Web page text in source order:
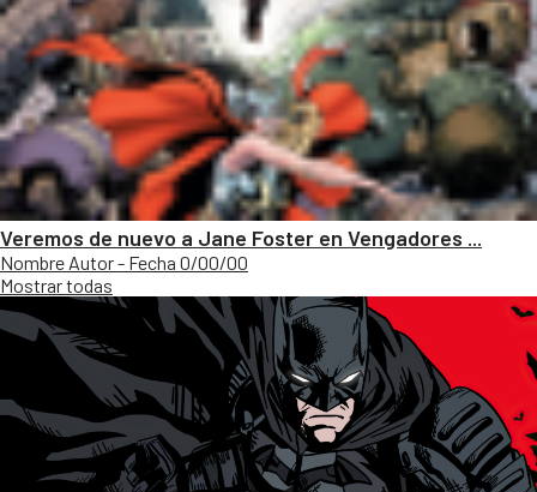
Veremos de nuevo a Jane Foster en Vengadores ...
Nombre Autor - Fecha 0/00/00
Mostrar todas